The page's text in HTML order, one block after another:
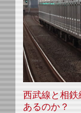
西武線と相
あるのか？